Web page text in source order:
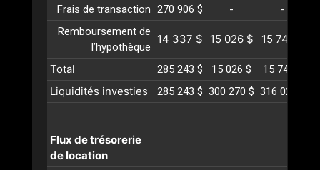
Frais de transaction 270 906 $ -
-
Remboursement de
l’hypothèque
14 337 $ 15 026 $ 15 749 $
Total 285 243 $ 15 026 $ 15 749 $
Liquidités investies 285 243 $ 300 270 $ 316 020 $
Flux de trésorerie
de location